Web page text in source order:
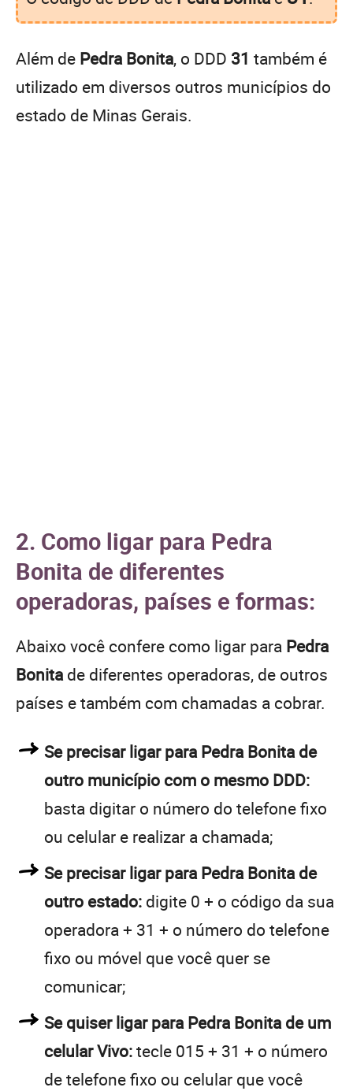
Além de Pedra Bonita, o DDD 31 também é
utilizado em diversos outros municípios do
estado de Minas Gerais.
2. Como ligar para Pedra
Bonita de diferentes
operadoras, países e formas:
Abaixo você confere como ligar para Pedra
Bonita de diferentes operadoras, de outros
países e também com chamadas a cobrar.
Se precisar ligar para Pedra Bonita de
outro município com o mesmo DDD:
basta digitar o número do telefone fixo
ou celular e realizar a chamada;
Se precisar ligar para Pedra Bonita de
outro estado: digite 0 + o código da sua
operadora + 31 + o número do telefone
fixo ou móvel que você quer se
comunicar;
Se quiser ligar para Pedra Bonita de um
celular Vivo:tecle 015 + 31 + o número
de telefone fixo ou celular que você